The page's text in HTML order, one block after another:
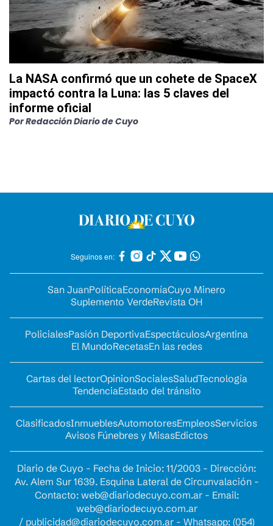
La NASA confirmó que un cohete de SpaceX
impactó contra la Luna: las 5 claves del
informe oficial
PorRedacción Diario de Cuyo
Seguinos en:
San JuanPolíticaEconomíaCuyo Minero
Suplemento VerdeRevista OH
PolicialesPasión DeportivaEspectáculosArgentina
El MundoRecetasEn las redes
Cartas del lectorOpinionSocialesSaludTecnología
TendenciaEstado del tránsito
ClasificadosInmueblesAutomotoresEmpleosServicios
Avisos Fúnebres y MisasEdictos
Diario de Cuyo - Fecha de Inicio: 11/2003 - Dirección:
Av. Alem Sur 1639. Esquina Lateral de Circunvalación -
Contacto: web@diariodecuyo.com.ar- Email:
web@diariodecuyo.com.ar
/ publicidad@diariodecuyo.com.ar- Whatsapp: (054)